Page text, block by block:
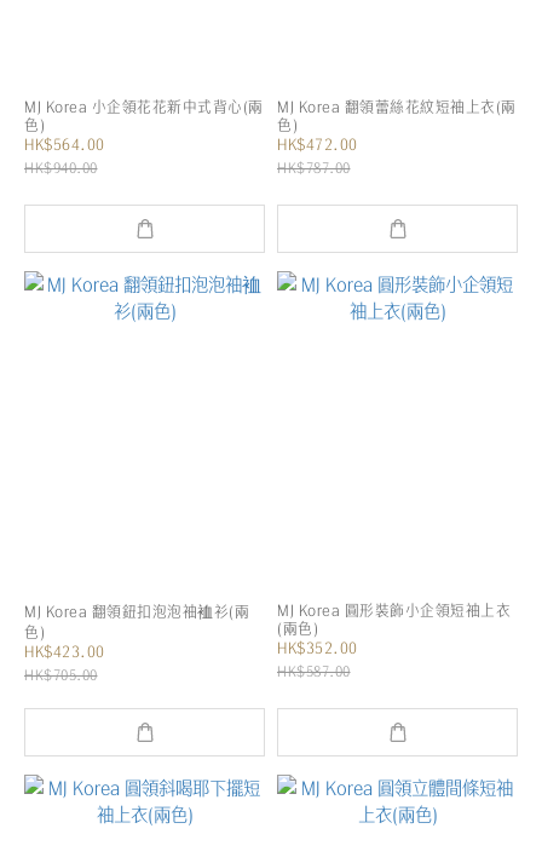
MJ Korea 小企領花花新中式背心(兩
色)
HK$564.00
HK$940.00
MJ Korea 翻領蕾絲花紋短袖上衣(兩
色)
HK$472.00
HK$787.00
MJ Korea 翻領鈕扣泡泡袖裇衫(兩
色)
HK$423.00
HK$705.00
MJ Korea 圓形裝飾小企領短袖上衣
(兩色)
HK$352.00
HK$587.00